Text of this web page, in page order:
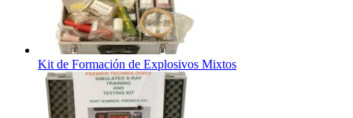
Kit de Formación de Explosivos Mixtos